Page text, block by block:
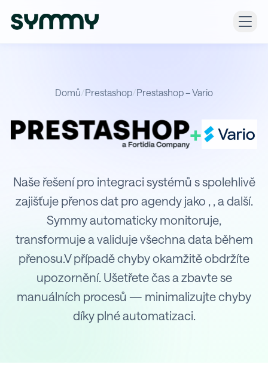
Domů/Prestashop/Prestashop – Vario
+
Integrace Prestashop s Vario
Naše řešení pro integraci systémů s spolehlivě
zajišťuje přenos dat pro agendy jako , , a další.
Symmy automaticky monitoruje,
transformuje a validuje všechna data během
přenosu.V případě chyby okamžitě obdržíte
upozornění. Ušetřete čas a zbavte se
manuálních procesů — minimalizujte chyby
díky plné automatizaci.